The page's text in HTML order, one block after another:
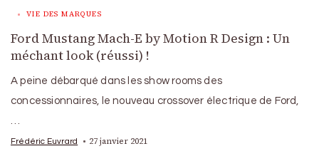
VIE DES MARQUES
Ford Mustang Mach-E by Motion R Design : Un
méchant look (réussi) !
A peine débarqué dans les show rooms des
concessionnaires, le nouveau crossover électrique de Ford,
Frédéric Euvrard 27 janvier 2021